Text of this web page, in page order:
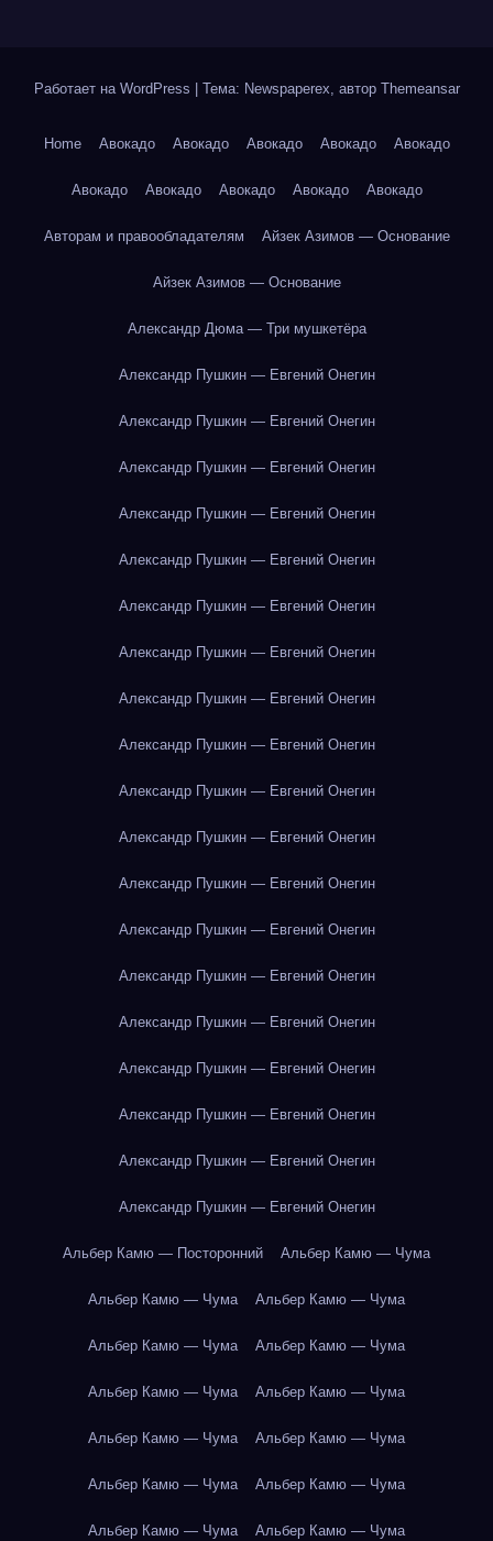
Работает на WordPress | Тема: Newspaperex, автор Themeansar
Home Авокадо Авокадо Авокадо Авокадо Авокадо
Авокадо Авокадо Авокадо Авокадо Авокадо
Авторам и правообладателям Айзек Азимов — Основание
Айзек Азимов — Основание
Александр Дюма — Три мушкетёра
Александр Пушкин — Евгений Онегин
Александр Пушкин — Евгений Онегин
Александр Пушкин — Евгений Онегин
Александр Пушкин — Евгений Онегин
Александр Пушкин — Евгений Онегин
Александр Пушкин — Евгений Онегин
Александр Пушкин — Евгений Онегин
Александр Пушкин — Евгений Онегин
Александр Пушкин — Евгений Онегин
Александр Пушкин — Евгений Онегин
Александр Пушкин — Евгений Онегин
Александр Пушкин — Евгений Онегин
Александр Пушкин — Евгений Онегин
Александр Пушкин — Евгений Онегин
Александр Пушкин — Евгений Онегин
Александр Пушкин — Евгений Онегин
Александр Пушкин — Евгений Онегин
Александр Пушкин — Евгений Онегин
Александр Пушкин — Евгений Онегин
Альбер Камю — Посторонний Альбер Камю — Чума
Альбер Камю — Чума Альбер Камю — Чума
Альбер Камю — Чума Альбер Камю — Чума
Альбер Камю — Чума Альбер Камю — Чума
Альбер Камю — Чума Альбер Камю — Чума
Альбер Камю — Чума Альбер Камю — Чума
Альбер Камю — Чума Альбер Камю — Чума